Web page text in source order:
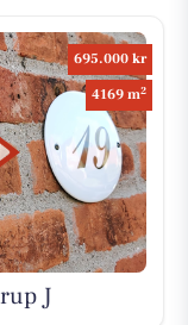
695.000 kr
4169 m2
J